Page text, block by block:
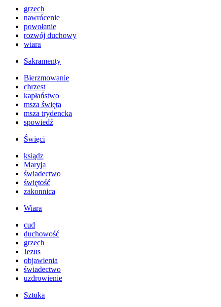
grzech
nawrócenie
powołanie
rozwój duchowy
wiara
Sakramenty
Bierzmowanie
chrzest
kapłaństwo
msza święta
msza trydencka
spowiedź
Święci
ksiądz
Maryja
świadectwo
świętość
zakonnica
Wiara
cud
duchowość
grzech
Jezus
objawienia
świadectwo
uzdrowienie
Sztuka